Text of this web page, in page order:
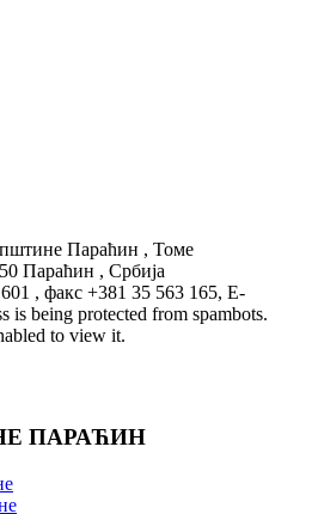
Параћин , Томе
Параћин , Србија
, факс +381 35 563 165, E-
is being protected from spambots.
to view it.
ПАРАЋИН